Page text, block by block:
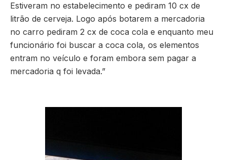
Estiveram no estabelecimento e pediram 10 cx de
litrão de cerveja. Logo após botarem a mercadoria
no carro pediram 2 cx de coca cola e enquanto meu
funcionário foi buscar a coca cola, os elementos
entram no veículo e foram embora sem pagar a
mercadoria q foi levada.”